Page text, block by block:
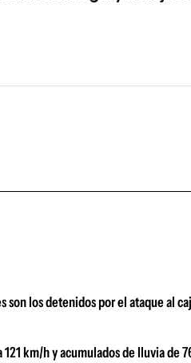
los detenidos por el ataque al
km/h y acumulados de lluvia de